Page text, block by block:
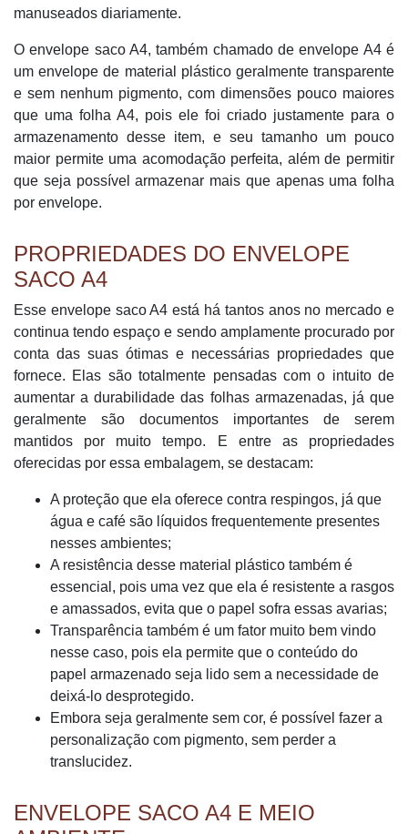
manuseados diariamente.
O envelope saco A4, também chamado de envelope A4 é
um envelope de material plástico geralmente transparente
e sem nenhum pigmento, com dimensões pouco maiores
que uma folha A4, pois ele foi criado justamente para o
armazenamento desse item, e seu tamanho um pouco
maior permite uma acomodação perfeita, além de permitir
que seja possível armazenar mais que apenas uma folha
por envelope.
PROPRIEDADES DO ENVELOPE
SACO A4
Esse envelope saco A4 está há tantos anos no mercado e
continua tendo espaço e sendo amplamente procurado por
conta das suas ótimas e necessárias propriedades que
fornece. Elas são totalmente pensadas com o intuito de
aumentar a durabilidade das folhas armazenadas, já que
geralmente são documentos importantes de serem
mantidos por muito tempo. E entre as propriedades
oferecidas por essa embalagem, se destacam:
A proteção que ela oferece contra respingos, já que
água e café são líquidos frequentemente presentes
nesses ambientes;
A resistência desse material plástico também é
essencial, pois uma vez que ela é resistente a rasgos
e amassados, evita que o papel sofra essas avarias;
Transparência também é um fator muito bem vindo
nesse caso, pois ela permite que o conteúdo do
papel armazenado seja lido sem a necessidade de
deixá-lo desprotegido.
Embora seja geralmente sem cor, é possível fazer a
personalização com pigmento, sem perder a
translucidez.
ENVELOPE SACO A4 E MEIO